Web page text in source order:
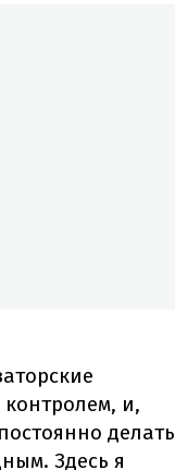
и,
делать
Здесь я